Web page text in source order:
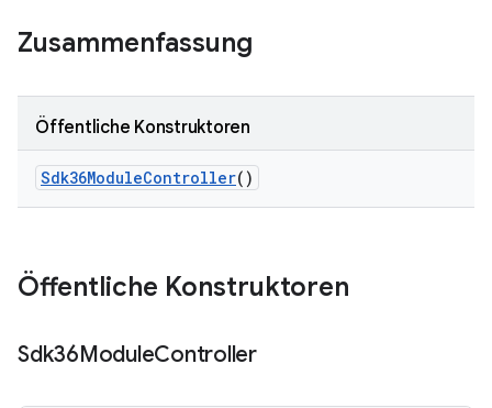
Zusammenfassung
Öffentliche Konstruktoren
Sdk36ModuleController()
Öffentliche Konstruktoren
Sdk36ModuleController